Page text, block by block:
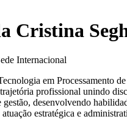
Cristina
Internacional
em Processamento
profissional unindo
gestão, desenvolvendo
atuação estratégica e